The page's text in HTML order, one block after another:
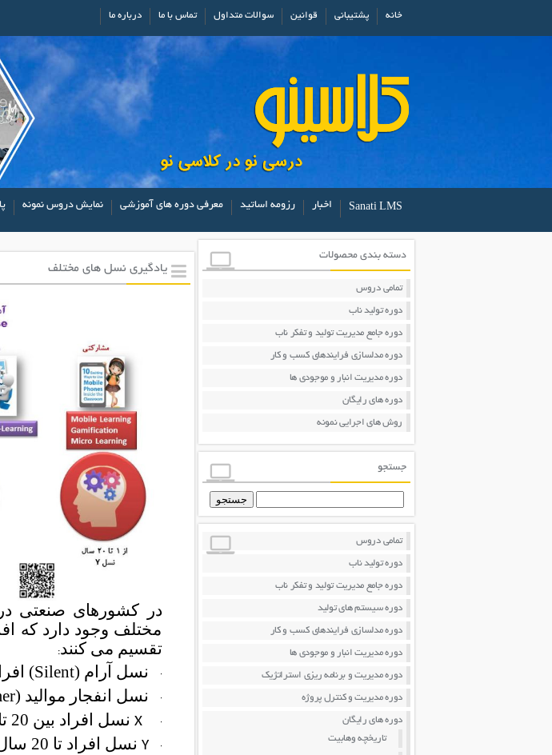
خانه پشتیبانی قوانین سوالات متداول تماس با ما درباره ما
Sanati LMS اخبار رزومه اساتید معرفی دوره های آموزشی نمایش دروس نمونه
دسته بندی محصولات
تمامی دروس
دوره تولید ناب
دوره جامع مدیریت تولید و تفکر ناب
دوره مدلسازی فرایندهای کسب و کار
دوره مدیریت انبار و موجودی ها
دوره های رایگان
روش های اجرایی نمونه
جستجو
جستجو
تمامی دروس
دوره تولید ناب
دوره جامع مدیریت تولید و تفکر ناب
دوره سیستم های تولید
دوره مدلسازی فرایندهای کسب و کار
دوره مدیریت انبار و موجودی ها
دوره مدیریت و برنامه ریزی استراتژیک
دوره مدیریت و کنترل پروژه
دوره های رایگان
تاریخچه وهابیت
یادگیری نسل های مختلف
در کشورهای صنعتی در
مختلف وجود دارد که
تقسیم می کنند:
· نسل آرام (Silent) افراد بالاتر از 54 سال
· نسل انفجار موالید (Baby Boomer) افراد بین 36 تا 54 سال
·
X نسل افراد بین 20 تا 36 سال
·
Y نسل افراد تا 20 سال